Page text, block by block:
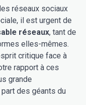
réseaux sociaux
il est urgent de
réseaux, tant de
elles-mêmes.
critique face à
rapport à ces
grande
des géants du